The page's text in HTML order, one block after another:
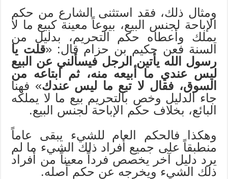
ومثال ذلك، فقد استثنى الشارع من حكم
الإباحة لجنس البيع، بيوعاً معينة كبيع ما لا
يملك وأعطاه حكم التحريم، بدليل من
السنة فعن حكيم بن حزام قال: «قلت يا
رسول الله يأتين الرجل فيسألني عن البيع
ليس عندي ما أبيعه منه، ثم ابتاعه من
السوق، فقال لا تبع ما ليس عندك» فهنا
جاء الدليل وخص بالتحريم بيع ما لا يملكه
البائع، بخلاف حكم الإباحة لجنس البيع.
وهكذا فالحكم العام للشيء يبقى عاماً
منطبقاً على جميع أفراد ذلك الشيء ما لم
يرد دليل آخر يخصص فرداً معيناً من أفراد
ذلك الشيء ويخرجه عن حكم أصله.